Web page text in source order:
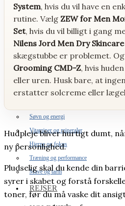
Stue og kontor
Have og terrasse
Badeværelse
MAD & DRIKKE
SUNDHED
Søvn og energi
Vitaminer og mineraler
Hjerne og fokus
Træning og performance
Mave og tarm
REJSER
System, hvis du vil have en
rutine. Vælg ZEW for Men
Set, hvis du vil billigt i gang
Nilens Jord Men Dry
skægstubbe er problemet.
Grooming CMD-Z, hvis
eller uren. Husk bare, at
erstatter solcreme eller
Hudpleje bliver hurtigt dumt,
ny personlighed.
Pludselig skal du kende din
syrer i skabet og forstå
toner, før du må vaske dit